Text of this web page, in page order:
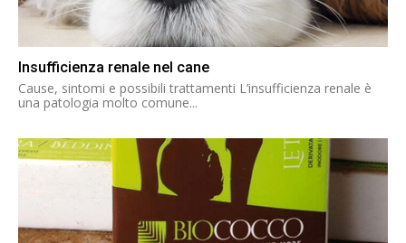
Insufficienza renale nel cane
Cause, sintomi e possibili trattamenti L’insufficienza renale è
una patologia molto comune...